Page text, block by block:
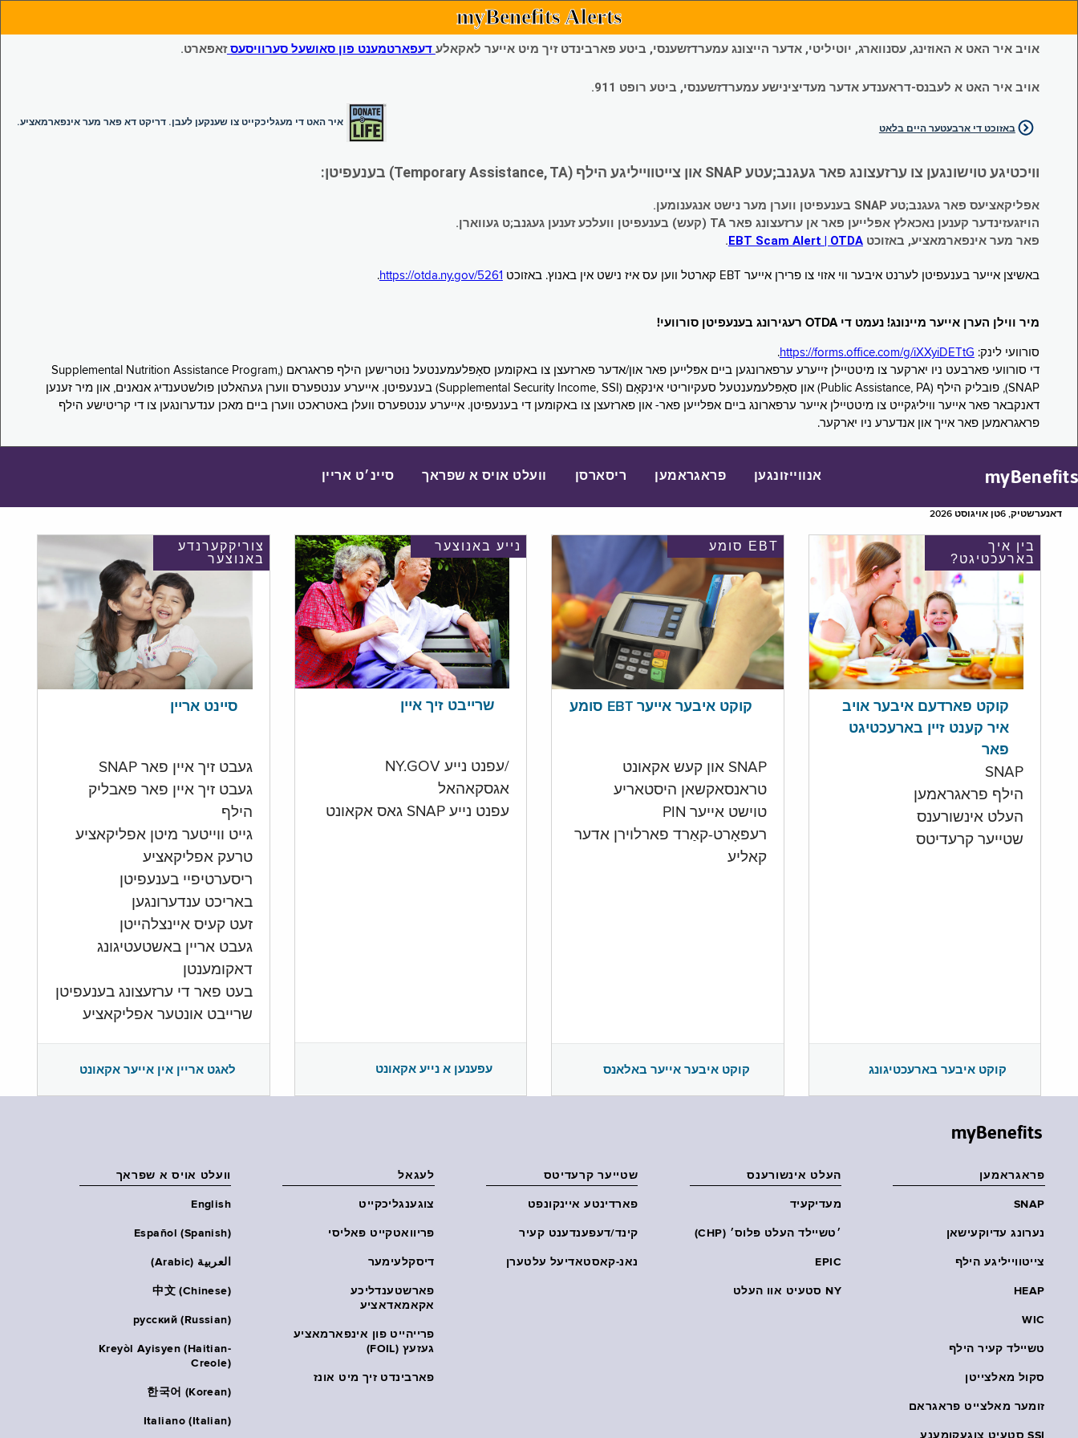
myBenefits Alerts
אויב איר האט א האוזינג, עסנווארג, יוטיליטי, אדער הייצונג עמערדזשענסי, ביטע פארבינדט זיך מיט אייער לאקאלע דעפארטמענט פון סאושעל סערוויסעסזאפארט.
אויב איר האט א לעבנס-דראענדע אדער מעדיצינישע עמערדזשענסי, ביטע רופט 911.
איר האט די מעגליכקייט צו שענקען לעבן. דריקט דא פאר מער אינפארמאציע.
באזוכט די ארבעטער היים בלאט
וויכטיגע טוישונגען צו ערזעצונג פאר געגנב;עטע SNAP און צייטווייליגע הילף (Temporary Assistance, TA) בענעפיטן:
אפליקאציעס פאר געגנב;טע SNAP בענעפיטן ווערן מער נישט אנגענומען.
הויזגעזינדער קענען נאכאלץ אפּלייען פאר אן ערזעצונג פאר TA (קעש) בענעפיטן וועלכע זענען געגנב;ט געווארן.
פאר מער אינפארמאציע, באזוכטEBT Scam Alert | OTDA
.
באשיצן אייער בענעפיטן לערנט איבער ווי אזוי צו פרירן אייער EBT קארטל ווען עס איז נישט אין באנוץ. באזוכט https://otda.ny.gov/5261
.
מיר ווילן הערן אייער מיינונג! נעמט די OTDA רעגירונג בענעפיטן סורוועי!
סורוועי לינק: https://forms.office.com/g/iXXyiDETtG
.
די סורוועי פארבעט ניו יארקער צו מיטטיילן זייערע ערפארונגען ביים אפּלייען פאר און/אדער פארזעצן צו באקומען סאָפּלעמענטעל נוּטרישען הילף פראגראם (Supplemental Nutrition Assistance Program,
SNAP), פובליק הילף (Public Assistance, PA) און סאָפּלעמענטעל סעקיוריטי אינקאָם (Supplemental Security Income, SSI) בענעפיטן. אייערע ענטפערס ווערן געהאלטן פולשטענדיג אנאנים, און מיר זענען
דאנקבאר פאר אייער וויליגקייט צו מיטטיילן אייער ערפארונג ביים אפּלייען פאר- און פארזעצן צו באקומען די בענעפיטן. אייערע ענטפערס וועלן באטראכט ווערן ביים מאכן ענדערונגען צו די קריטישע הילף
פראגראמען פאר אייך און אנדערע ניו יארקער.
myBenefits אנווייזונגען פראגראמען ריסארסן וועלט אויס א שפראך סיינ׳ט אריין
דאנערשטיק, 6טן אויגוסט 2026
צוריקקערנדע
באנוצער
סיינט אריין
געבט זיך איין פאר SNAP
געבט זיך איין פאר פאבליק
הילף
גייט ווייטער מיטן אפליקאציע
טרעק אפליקאציע
ריסערטיפיי בענעפיטן
באריכט ענדערונגען
זעט קעיס איינצלהייטן
געבט אריין באשטעטיגונג
דאקומענטן
בעט פאר די ערזעצונג בענעפיטן
שרייבט אונטער אפליקאציע
לאגט אריין אין אייער אקאונט
נייע באנוצער
שרייבט זיך איין
/עפנט נייע NY.GOV
אגסקאהאל
עפנט נייע SNAP גאס אקאונט
עפענען א נייע אקאונט
EBT סומע
קוקט איבער אייער EBT סומע
SNAP און קעש אקאונט
טראנסאקשאן היסטאריע
טוישט אייער PIN
רעפּאָרט-קאַרד פארלוירן אדער
קאליע
קוקט איבער אייער באלאנס
בין איך
בארעכטיגט?
קוקט פארדעם איבער אויב
איר קענט זיין בארעכטיגט
פאר
SNAP
הילף פראגראמען
העלט אינשורענס
שטייער קרעדיטס
קוקט איבער בארעכטיגונג
myBenefits
פראגראמען
SNAP
נערונג עדיוקעישאן
צייטווייליגע הילף
HEAP
WIC
טשיילד קעיר הילף
סקול מאלצייטן
זומער מאלצייט פראגראם
SSI סטעיט צוגעקומענע
העלט אינשורענס
מעדיקעיד
׳טשיילד העלט פּלוס׳ (CHP)
EPIC
NY סטעיט אוו העלט
שטייער קרעדיטס
פארדינטע איינקונפט
קינד/דעפענדענט קעיר
נאנ-קאסטאדיעל עלטערן
לעגאל
צוגענגליכקייט
פּריוואטקייט פּאליסי
דיסקלעימער
פארשטענדליכע
אקאמאדאציע
פרייהייט פון אינפארמאציע
געזעץ (FOIL)
פארבינדט זיך מיט אונז
וועלט אויס א שפראך
English
Español (Spanish)
العربية (Arabic)
中文 (Chinese)
русский (Russian)
Kreyòl Ayisyen (Haitian-
Creole)
한국어 (Korean)
Italiano (Italian)